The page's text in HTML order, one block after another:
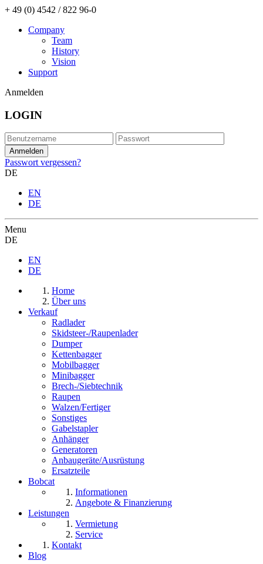
+ 49 (0) 4542 / 822 96-0
Company
Team
History
Vision
Support
Anmelden
LOGIN
Passwort vergessen?
DE
EN
DE
Menu
DE
EN
DE
Home
Über uns
Verkauf
Radlader
Skidsteer-/Raupenlader
Dumper
Kettenbagger
Mobilbagger
Minibagger
Brech-/Siebtechnik
Raupen
Walzen/Fertiger
Sonstiges
Gabelstapler
Anhänger
Generatoren
Anbaugeräte/Ausrüstung
Ersatzteile
Bobcat
Informationen
Angebote & Finanzierung
Leistungen
Vermietung
Service
Kontakt
Blog